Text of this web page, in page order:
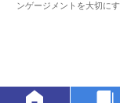
ンゲージメントを大切に